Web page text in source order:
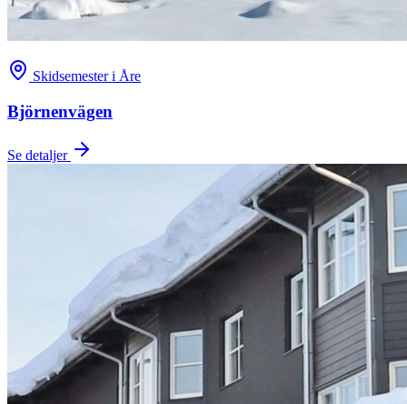
Skidsemester i Åre
Björnenvägen
Se detaljer